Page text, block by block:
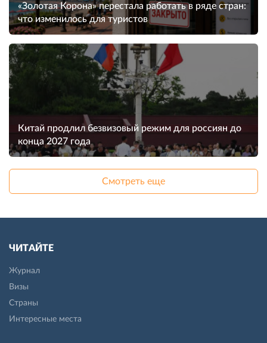
«Золотая Корона» перестала работать в ряде стран:
что изменилось для туристов
Китай продлил безвизовый режим для россиян до
конца 2027 года
Смотреть еще
ЧИТАЙТЕ
Журнал
Визы
Страны
Интересные места